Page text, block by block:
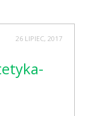
26 LIPIEC, 2017